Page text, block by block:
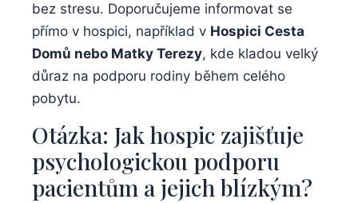
bez stresu. Doporučujeme informovat se
přímo v hospici, například v Hospici Cesta
Domů nebo Matky Terezy, kde kladou velký
důraz na podporu rodiny během celého
pobytu.
Otázka: Jak hospic zajišťuje
psychologickou podporu
pacientům a jejich blízkým?